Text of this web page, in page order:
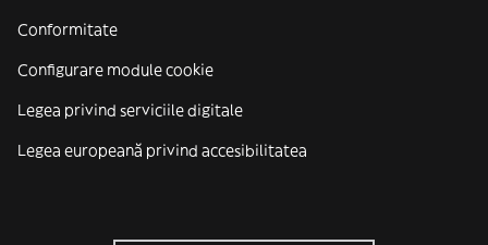
Conformitate
Configurare module cookie
Legea privind serviciile digitale
Legea europeană privind accesibilitatea